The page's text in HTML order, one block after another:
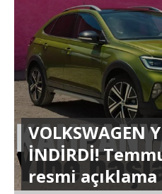
VOLKSWAGEN
İNDİRDİ!
resmi